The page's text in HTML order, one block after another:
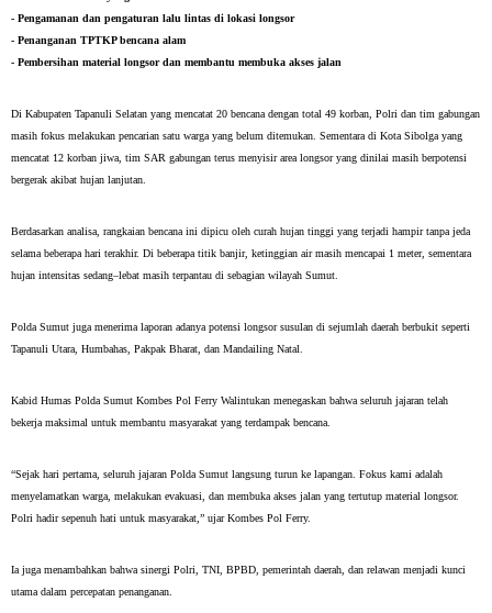
- Pengamanan dan pengaturan lalu lintas di lokasi longsor
- Penanganan TPTKP bencana alam
- Pembersihan material longsor dan membantu membuka akses jalan
Di Kabupaten Tapanuli Selatan yang mencatat 20 bencana dengan total 49 korban, Polri dan tim gabungan
masih fokus melakukan pencarian satu warga yang belum ditemukan. Sementara di Kota Sibolga yang
mencatat 12 korban jiwa, tim SAR gabungan terus menyisir area longsor yang dinilai masih berpotensi
bergerak akibat hujan lanjutan.
Berdasarkan analisa, rangkaian bencana ini dipicu oleh curah hujan tinggi yang terjadi hampir tanpa jeda
selama beberapa hari terakhir. Di beberapa titik banjir, ketinggian air masih mencapai 1 meter, sementara
hujan intensitas sedang–lebat masih terpantau di sebagian wilayah Sumut.
Polda Sumut juga menerima laporan adanya potensi longsor susulan di sejumlah daerah berbukit seperti
Tapanuli Utara, Humbahas, Pakpak Bharat, dan Mandailing Natal.
Kabid Humas Polda Sumut Kombes Pol Ferry Walintukan menegaskan bahwa seluruh jajaran telah
bekerja maksimal untuk membantu masyarakat yang terdampak bencana.
“Sejak hari pertama, seluruh jajaran Polda Sumut langsung turun ke lapangan. Fokus kami adalah
menyelamatkan warga, melakukan evakuasi, dan membuka akses jalan yang tertutup material longsor.
Polri hadir sepenuh hati untuk masyarakat,” ujar Kombes Pol Ferry.
Ia juga menambahkan bahwa sinergi Polri, TNI, BPBD, pemerintah daerah, dan relawan menjadi kunci
utama dalam percepatan penanganan.